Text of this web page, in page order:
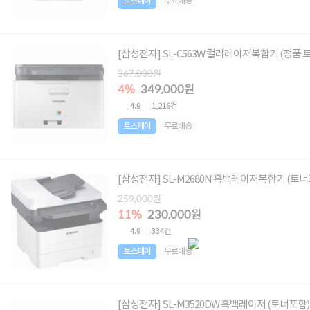
[삼성전자] SL-C563W 컬러레이저복합기 (정품
367,000원
4% 349,000원
4.9 1,216건
토스페이 무료배송
[삼성전자] SL-M2680N 흑백레이저복합기 (토
259,000원
11% 230,000원
4.9 334건
토스페이 무료배송
[삼성전자] SL-M3520DW 흑백레이저 (토너포함)